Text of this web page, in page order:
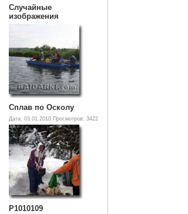
Случайные
изображения
Сплав по Осколу
Дата: 03.01.2010 Просмотров: 3422
P1010109